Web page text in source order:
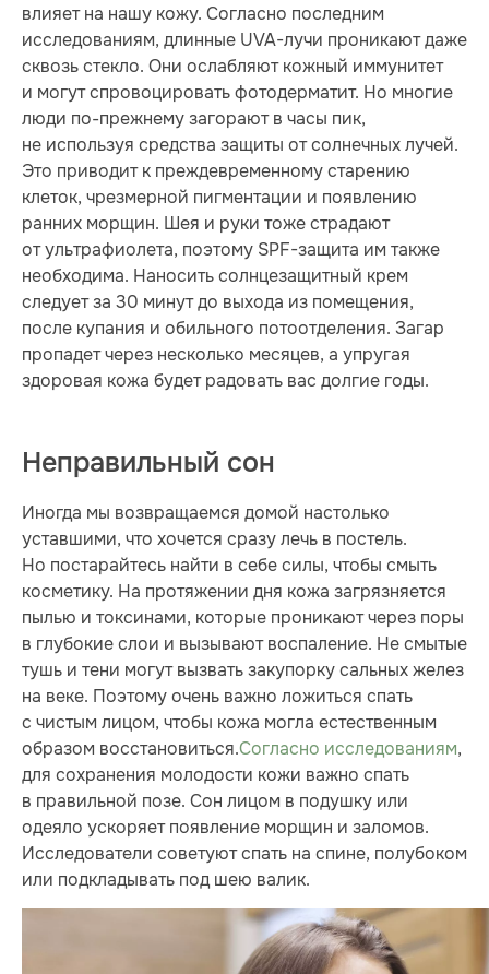
влияет на нашу кожу. Согласно последним
исследованиям, длинные UVA-лучи проникают даже
сквозь стекло. Они ослабляют кожный иммунитет
и могут спровоцировать фотодерматит. Но многие
люди по-прежнему загорают в часы пик,
не используя средства защиты от солнечных лучей.
Это приводит к преждевременному старению
клеток, чрезмерной пигментации и появлению
ранних морщин. Шея и руки тоже страдают
от ультрафиолета, поэтому SPF-защита им также
необходима. Наносить солнцезащитный крем
следует за 30 минут до выхода из помещения,
после купания и обильного потоотделения. Загар
пропадет через несколько месяцев, а упругая
здоровая кожа будет радовать вас долгие годы.
Неправильный сон
Иногда мы возвращаемся домой настолько
уставшими, что хочется сразу лечь в постель.
Но постарайтесь найти в себе силы, чтобы смыть
косметику. На протяжении дня кожа загрязняется
пылью и токсинами, которые проникают через поры
в глубокие слои и вызывают воспаление. Не смытые
тушь и тени могут вызвать закупорку сальных желез
на веке. Поэтому очень важно ложиться спать
с чистым лицом, чтобы кожа могла естественным
образом восстановиться.Согласно исследованиям,
для сохранения молодости кожи важно спать
в правильной позе. Сон лицом в подушку или
одеяло ускоряет появление морщин и заломов.
Исследователи советуют спать на спине, полубоком
или подкладывать под шею валик.